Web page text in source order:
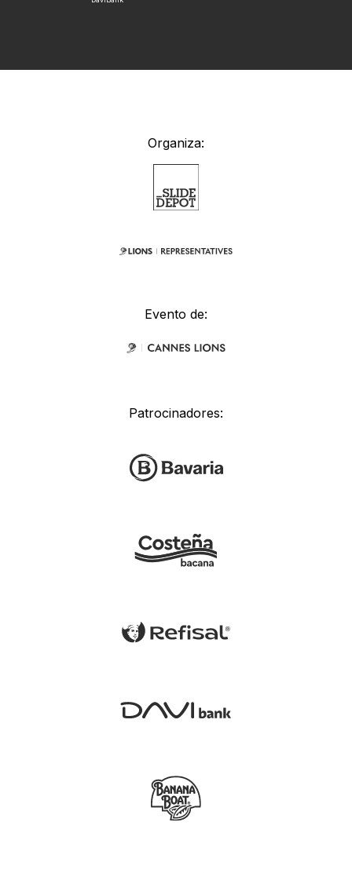
Organiza:
Evento de:
Patrocinadores: